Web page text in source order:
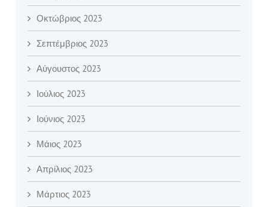
Οκτώβριος 2023
Σεπτέμβριος 2023
Αύγουστος 2023
Ιούλιος 2023
Ιούνιος 2023
Μάιος 2023
Απρίλιος 2023
Μάρτιος 2023